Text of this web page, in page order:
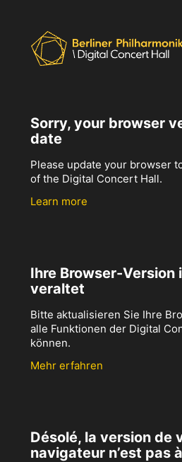
Sorry, your browser
date
Please update your browser
of the Digital Concert Hall.
Learn more
Ihre Browser-Version
veraltet
Bitte aktualisieren Sie Ihre
alle Funktionen der Digital
können.
Mehr erfahren
Désolé, la version de
navigateur n’est pas